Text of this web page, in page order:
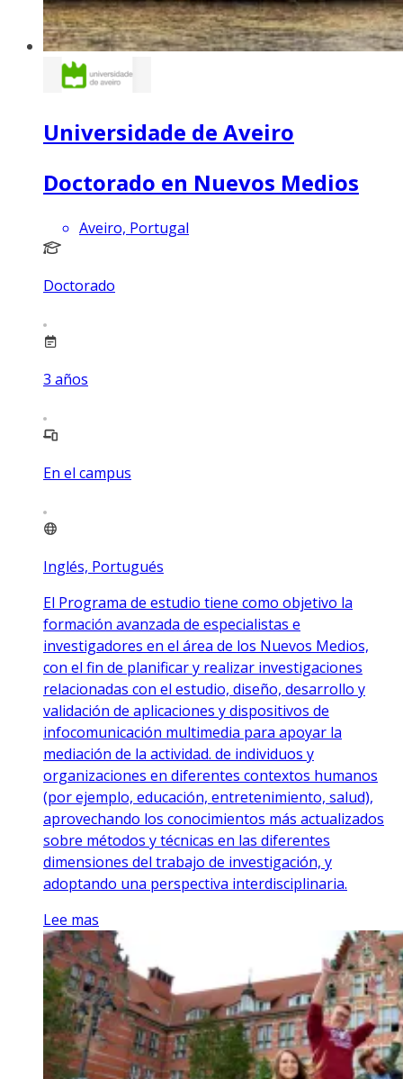
Universidade de Aveiro
Doctorado en Nuevos Medios
Aveiro, Portugal
Doctorado
3 años
En el campus
Inglés, Portugués
El Programa de estudio tiene como objetivo la
formación avanzada de especialistas e
investigadores en el área de los Nuevos Medios,
con el fin de planificar y realizar investigaciones
relacionadas con el estudio, diseño, desarrollo y
validación de aplicaciones y dispositivos de
infocomunicación multimedia para apoyar la
mediación de la actividad. de individuos y
organizaciones en diferentes contextos humanos
(por ejemplo, educación, entretenimiento, salud),
aprovechando los conocimientos más actualizados
sobre métodos y técnicas en las diferentes
dimensiones del trabajo de investigación, y
adoptando una perspectiva interdisciplinaria.
Lee mas